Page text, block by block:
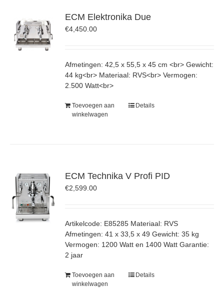
ECM Elektronika Due
€4,450.00
Afmetingen: 42,5 x 55,5 x 45 cm <br> Gewicht:
44 kg<br> Materiaal: RVS<br> Vermogen:
2.500 Watt<br>
Toevoegen aan
winkelwagen
Details
ECM Technika V Profi PID
€2,599.00
Artikelcode: E85285 Materiaal: RVS
Afmetingen: 41 x 33,5 x 49 Gewicht: 35 kg
Vermogen: 1200 Watt en 1400 Watt Garantie:
2 jaar
Toevoegen aan
winkelwagen
Details